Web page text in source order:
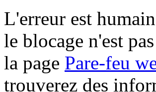
L'erreur est
le blocage n'est
la page Pare-feu
trouverez des